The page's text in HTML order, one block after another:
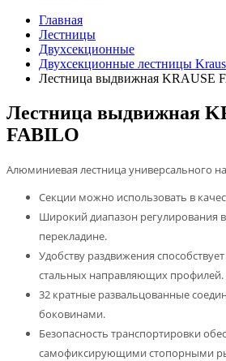
Главная
Лестницы
Двухсекционные
Двухсекционные лестницы
Лестница выдвижная KRAUSE
Лестница выдвижная
FABILO
Алюминиевая лестница универсального
Секции можно использовать в
Широкий диапазон регулирования
перекладине.
Удобству раздвижения
стальных направляющих профилей.
32 кратные развальцованные
боковинами.
Безопасность транспортировки
самофиксирующими стопорными